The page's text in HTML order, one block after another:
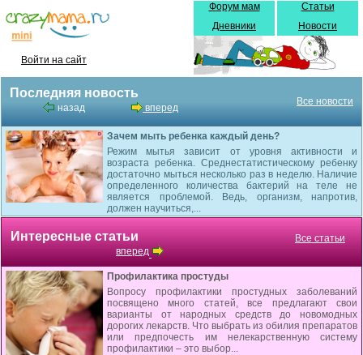
Войти на сайт
Форум мам
Дневники
Статьи
Новости
Последняя новость
назад вперед
Все новости
Зачем мыть ребенка каждый день?
Режим мытья зависит от уровня активности и
возраста ребенка. Среднестатистическому ребенку
достаточно мыться несколько раз в неделю. Наличие
определенного количества бактерий на теле не
является проблемой. Ведь, организм, напротив,
должен научиться,...
Интересные статьи
вперед
Все статьи
Профилактика простуды
Вопросу профилактики простудных заболеваний
посвящено много статей, все предлагают свои
варианты от народных средств до новомодных
дорогих лекарств. Что выбрать из обилия препаратов
или предпочесть им нелекарственную систему
профилактики – это выбор...